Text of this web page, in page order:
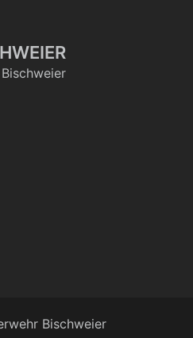
Bischweier